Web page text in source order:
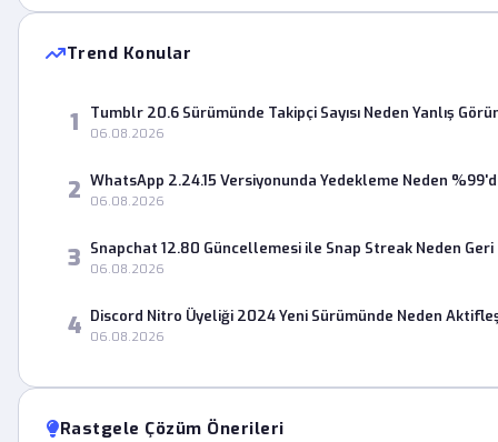
Trend Konular
1 Tumblr 20.6 Sürümünde Takipçi Sayısı Neden Yanlış
06.08.2026
2 WhatsApp 2.24.15 Versiyonunda Yedekleme Neden
06.08.2026
3 Snapchat 12.80 Güncellemesi ile Snap Streak Neden
06.08.2026
4 Discord Nitro Üyeliği 2024 Yeni Sürümünde Neden
06.08.2026
Rastgele Çözüm Önerileri